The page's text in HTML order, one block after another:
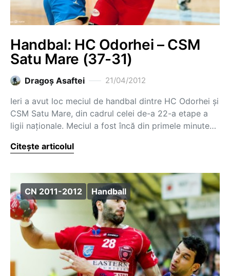
Handbal: HC Odorhei – CSM
Satu Mare (37-31)
Dragoş Asaftei 21/04/2012
Ieri a avut loc meciul de handbal dintre HC Odorhei și
CSM Satu Mare, din cadrul celei de-a 22-a etape a
ligii naționale. Meciul a fost încă din primele minute…
Citește articolul
CN 2011-2012 Handball